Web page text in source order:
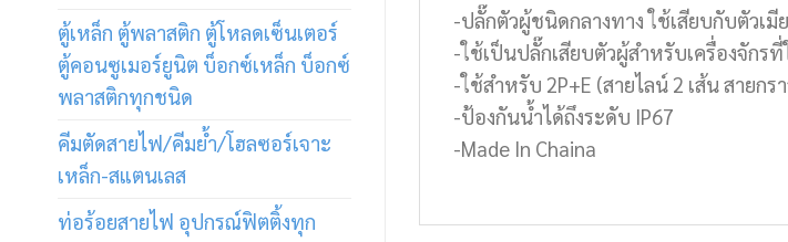
ตู้เหล็ก ตู้พลาสติก ตู้โหลดเซ็นเตอร์
ตู้คอนซูเมอร์ยูนิต บ็อกซ์เหล็ก บ็อกซ์
พลาสติกทุกชนิด
คีมตัดสายไฟ/คีมย้ำ/โฮลซอร์เจาะ
เหล็ก-สแตนเลส
ท่อร้อยสายไฟ อุปกรณ์ฟิตติ้งทุก
-ปลั๊กตัวผู้ชนิดกลางทาง ใช้เสียบกับตัวเ
-ใช้เป็นปลั๊กเสียบตัวผู้สำหรับเครื่องจักร
-ใช้สำหรับ 2P+E (สายไลน์ 2 เส้น สายกร
-ป้องกันน้ำได้ถึงระดับ IP67
-Made In Chaina